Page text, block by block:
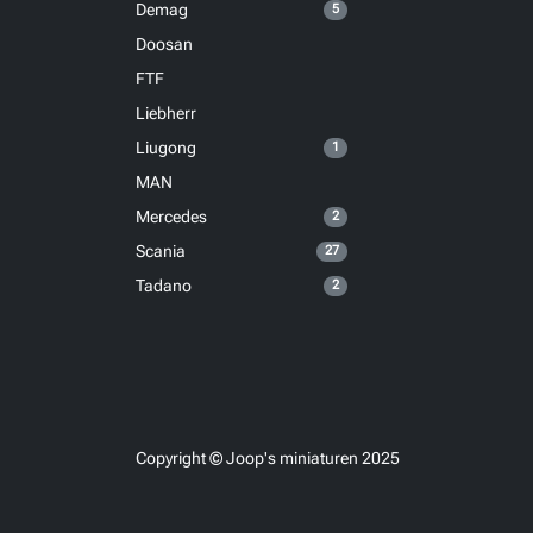
Demag 5
Doosan
FTF
Liebherr
Liugong
1
MAN
Mercedes
2
Scania 27
Tadano 2
Copyright © Joop's miniaturen 2025